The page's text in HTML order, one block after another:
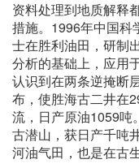
资料处理到地质解释
措施。1996年中国科
士在胜利油田，研制
分析的基础上，应用
认识到在两条逆掩断
布，使胜海古二井在
流，日产原油1059吨
古潜山，获日产千吨
河油气田，也是在古